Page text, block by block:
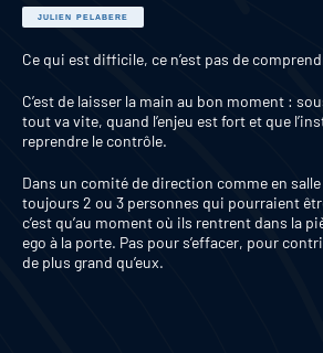
JULIEN PELABERE
Ce qui est difficile, ce n’est pas de
C’est de laisser la main au bon moment :
tout va vite, quand l’enjeu est fort et que
reprendre le contrôle.
Dans un comité de direction comme en
toujours 2 ou 3 personnes qui pourraient
c’est qu’au moment où ils rentrent dans la
ego à la porte. Pas pour s’effacer, pour
de plus grand qu’eux.